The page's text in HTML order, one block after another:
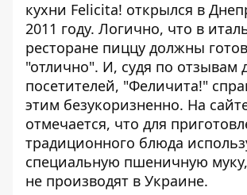
кухни Felicita! открылся в
2011 году. Логично, что в
ресторане пиццу должны
"отлично". И, судя по отзывам
посетителей, "Феличита!"
этим безукоризненно. На
отмечается, что для
традиционного блюда
специальную пшеничную
не производят в Украине.